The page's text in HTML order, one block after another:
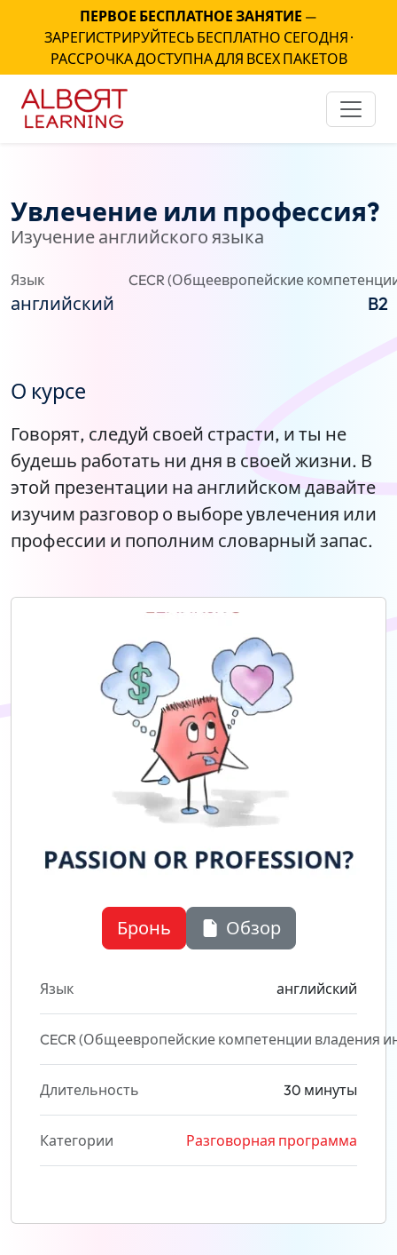
ПЕРВОЕ БЕСПЛАТНОЕ ЗАНЯТИЕ —
ЗАРЕГИСТРИРУЙТЕСЬ БЕСПЛАТНО СЕГОДНЯ ·
РАССРОЧКА ДОСТУПНА ДЛЯ ВСЕХ ПАКЕТОВ
Увлечение или профессия?
Изучение английского языка
Язык
английский
CECR (Общеевропейские
B2
О курсе
Говорят, следуй своей страсти, и ты не
будешь работать ни дня в своей жизни. В
этой презентации на английском давайте
изучим разговор о выборе увлечения или
профессии и пополним словарный запас.
Бронь Обзор
Язык английский
CECR (Общеевропейские компетенции владения
Длительность 30 минуты
Категории Разговорная программа